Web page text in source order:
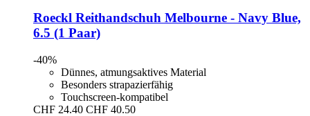
Roeckl Reithandschuh Melbourne -​ Navy Blue,
6.5 (1 Paar)
-40%
Dünnes, atmungsaktives Material
Besonders strapazierfähig
Touchscreen-kompatibel
CHF 24.40 CHF 40.50